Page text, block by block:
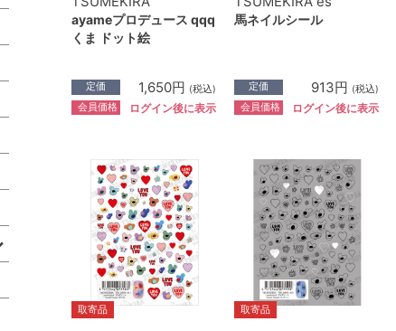
ayameプロデュース qqq
くま ドット絵
定価 1,650円 (税込)
会員価格 ログイン後に表示
馬ネイルシール
定価 913円 (税込)
会員価格 ログイン後に表示
取寄品 取寄品